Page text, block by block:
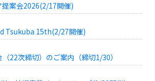
提案会2026(2/17開催)
Tsukuba 15th(2/27開催)
22次締切）のご案内（締切1/30）